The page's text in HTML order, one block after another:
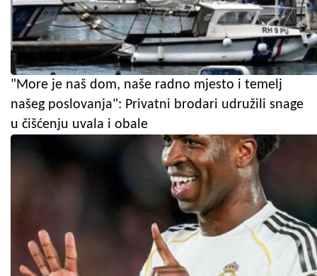
"More je naš dom, naše radno mjesto i temelj
našeg poslovanja": Privatni brodari udružili snage
u čišćenju uvala i obale